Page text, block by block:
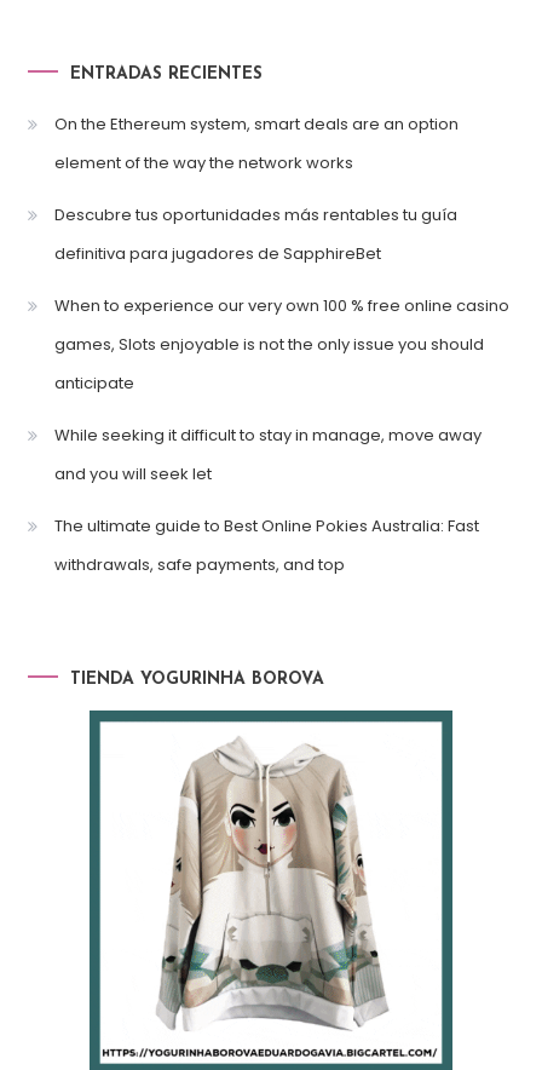
ENTRADAS RECIENTES
On the Ethereum system, smart deals are an option
element of the way the network works
Descubre tus oportunidades más rentables tu guía
definitiva para jugadores de SapphireBet
When to experience our very own 100 % free online casino
games, Slots enjoyable is not the only issue you should
anticipate
While seeking it difficult to stay in manage, move away
and you will seek let
The ultimate guide to Best Online Pokies Australia: Fast
withdrawals, safe payments, and top
TIENDA YOGURINHA BOROVA